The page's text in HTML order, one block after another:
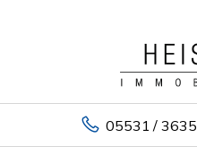
05531 / 3635